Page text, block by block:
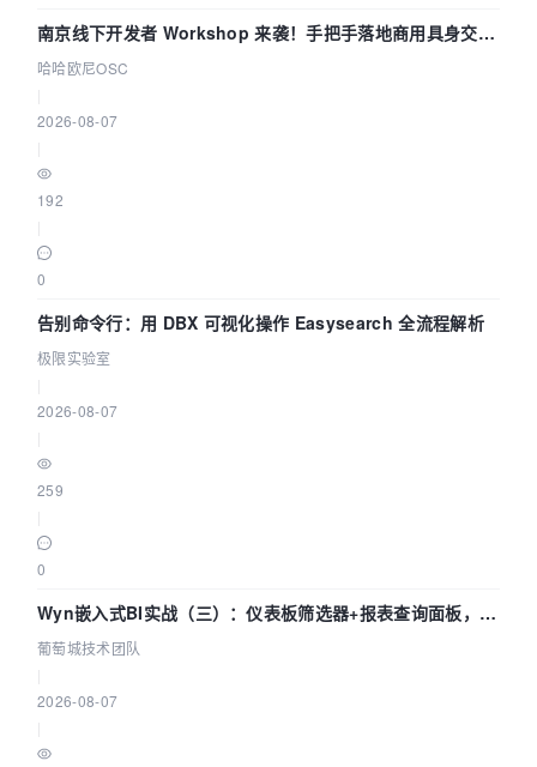
南京线下开发者 Workshop 来袭！手把手落地商用具身交互
智能 Agent 应用
哈哈欧尼OSC
2026-08-07
192
0
告别命令行：用 DBX 可视化操作 Easysearch 全流程解析
极限实验室
2026-08-07
259
0
Wyn嵌入式BI实战（三）：仪表板筛选器+报表查询面板，参
数联动全闭环
葡萄城技术团队
2026-08-07